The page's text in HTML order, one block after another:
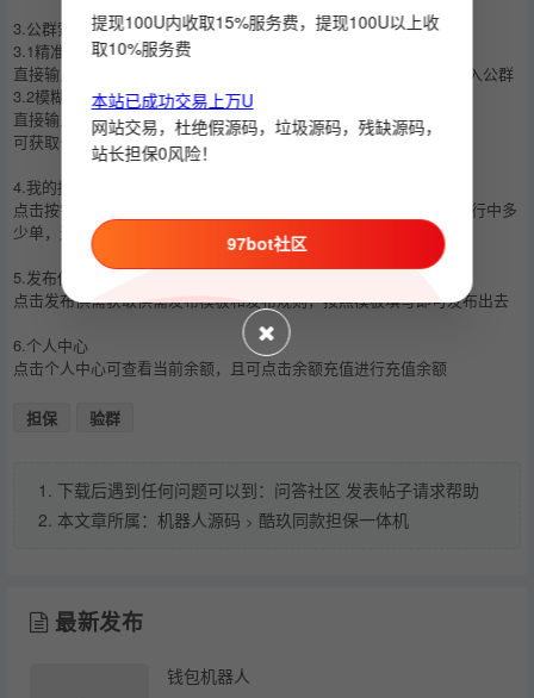
3.公群索引
3.1精准搜索
直接输入公群编号或者公群uid，可获取到公群的上押信息和点击进入公群
3.2模糊搜索
直接输入搜+公群名称关键字
可获取公群名称包含搜的关键字公群列表
4.我的报备
点击按钮后可查询报备统计，累计做了多少单，累计赚了多少u，进行中多
少单，进行中多少u的统计
5.发布供需
点击发布供需获取供需发布模板和发布规则，按照模板填写即可发布出去
6.个人中心
点击个人中心可查看当前余额，且可点击余额充值进行充值余额
担保 验群
1. 下载后遇到任何问题可以到：问答社区 发表帖子请求帮助
2. 本文章所属： 机器人源码 > 酷玖同款担保一体机
最新发布
钱包机器人
提现100U内收取15%服务费，提现100U以上收
取10%服务费
本站已成功交易上万U
网站交易，杜绝假源码，垃圾源码，残缺源码，
站长担保0风险！
97bot社区